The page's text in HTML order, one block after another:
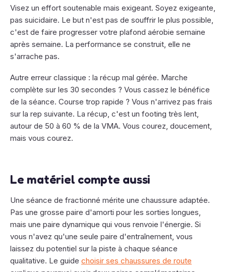
Visez un effort soutenable mais exigeant. Soyez exigeante,
pas suicidaire. Le but n'est pas de souffrir le plus possible,
c'est de faire progresser votre plafond aérobie semaine
après semaine. La performance se construit, elle ne
s'arrache pas.
Autre erreur classique : la récup mal gérée. Marche
complète sur les 30 secondes ? Vous cassez le bénéfice
de la séance. Course trop rapide ? Vous n'arrivez pas frais
sur la rep suivante. La récup, c'est un footing très lent,
autour de 50 à 60 % de la VMA. Vous courez, doucement,
mais vous courez.
Le matériel compte aussi
Une séance de fractionné mérite une chaussure adaptée.
Pas une grosse paire d'amorti pour les sorties longues,
mais une paire dynamique qui vous renvoie l'énergie. Si
vous n'avez qu'une seule paire d'entraînement, vous
laissez du potentiel sur la piste à chaque séance
qualitative. Le guide choisir ses chaussures de route